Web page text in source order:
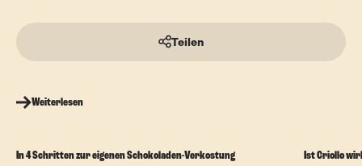
Teilen
Weiterlesen
In 4 Schritten zur eigenen Schokoladen-Verkostung
Ist Criollo